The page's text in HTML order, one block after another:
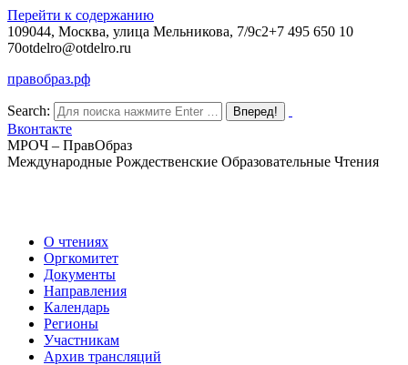
Перейти к содержанию
109044, Москва, улица Мельникова, 7/9с2+7 495 650 10
70otdelro@otdelro.ru
правобраз.рф
Search:
Вконтакте
МРОЧ – ПравОбраз
Международные Рождественские Образовательные Чтения
О чтениях
Оргкомитет
Документы
Направления
Календарь
Регионы
Участникам
Архив трансляций